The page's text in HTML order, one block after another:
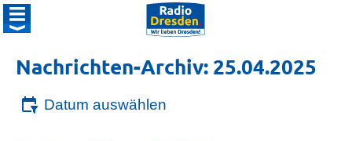
Nachrichten-Archiv: 25.04.2025
Datum auswählen